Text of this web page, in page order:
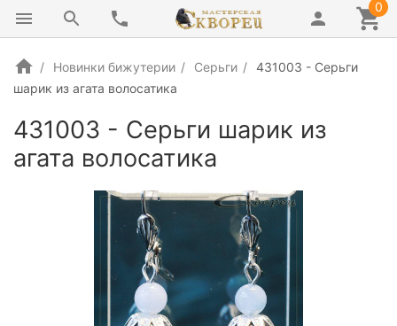
0
Новинки бижутерии Серьги
431003 - Серьги
шарик из агата волосатика
431003 - Серьги шарик из
агата волосатика